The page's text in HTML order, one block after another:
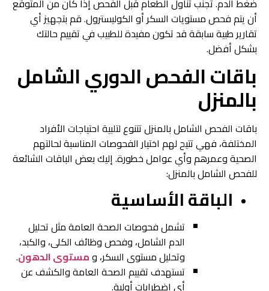
أن يتم فحص مستويات السكر أو الكوليسترول. قم بتجهيز أي
تقارير طبية سابقة قد تكون مفيدة للطبيب في تقييم حالتك
بشكل أفضل.
باقات الفحص الدوري الشامل
بالمنزل
باقات الفحص الشامل بالمنزل تتنوع لتلبية احتياجات الأفراد
المختلفة، فهي تتيح لهم اختيار الفحوصات المناسبة لحالتهم
الصحية وعمرهم وأي عوامل خطورة. إليك بعض الباقات الشائعة
للفحص الشامل بالمنزل:
الباقة الأساسية
تشمل فحوصات الصحة العامة مثل تحليل
الدم الشامل، وفحص وظائف الكلى، والكبد،
وتحليل مستوى السكر، ومستوى الدهون.
تستهدف تقييم الصحة العامة والكشف عن
أي اضطرابات أولية.